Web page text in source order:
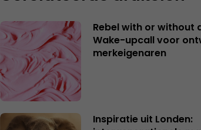
Rebel with or without
Wake-upcall voor
merkeigenaren
Inspiratie uit Londen: